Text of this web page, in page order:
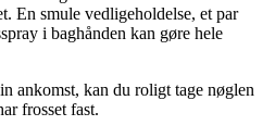
En smule vedligeholdelse, et par
i baghånden kan gøre hele
ankomst, kan du roligt tage nøglen
frosset fast.